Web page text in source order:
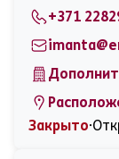
Воскресенье
+371
Закрыто⋅